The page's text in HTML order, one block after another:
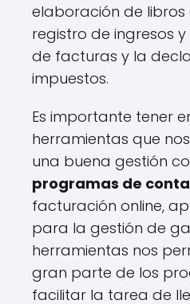
elaboración de libros
registro de ingresos
de facturas y la
impuestos.
Es importante tener
herramientas que
una buena gestión
programas de
facturación online,
para la gestión de
herramientas nos
gran parte de los
facilitar la tarea de